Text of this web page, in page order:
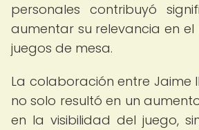
personales contribuyó
aumentar su relevancia en
juegos de mesa.
La colaboración entre Jaime
no solo resultó en un
en la visibilidad del juego,